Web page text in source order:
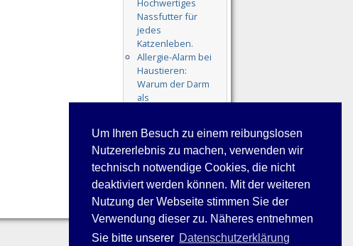
Um Ihren Besuch zu einem reibungslosen
Nutzererlebnis zu machen, verwenden wir
technisch notwendige Cookies, die nicht
deaktiviert werden können. Mit der weiteren
Nutzung der Webseite stimmen Sie der
Verwendung dieser zu. Näheres entnehmen
Sie bitte unserer Datenschutzerklärung
Hochwertiges
Nassfutter für
jedes
Katzenleben.
Allergie-Alarm bei
Haustieren:
Warum der Darm
als
wird